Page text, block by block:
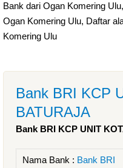
Bank dari Ogan Komering
Ogan Komering Ulu, Daftar
Komering Ulu
Bank BRI KCP
BATURAJA
Bank BRI KCP UNIT
Nama Bank : Bank BRI